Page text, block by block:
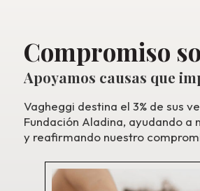
Compromiso
Apoyamos causas que
Vagheggi destina el 3% de sus
Fundación Aladina, ayudando a
y reafirmando nuestro